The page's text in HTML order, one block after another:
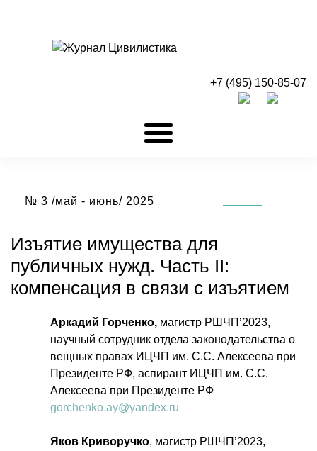
+7 (495) 150-85-07
№ 3 /май - июнь/ 2025
Изъятие имущества для
публичных нужд. Часть II:
компенсация в связи с изъятием
Аркадий Горченко, магистр РШЧП’2023,
научный сотрудник отдела законодательства о
вещных правах ИЦЧП им. С.С. Алексеева при
Президенте РФ, аспирант ИЦЧП им. С.С.
Алексеева при Президенте РФ
gorchenko.ay@yandex.ru
Яков Криворучко, магистр РШЧП’2023,